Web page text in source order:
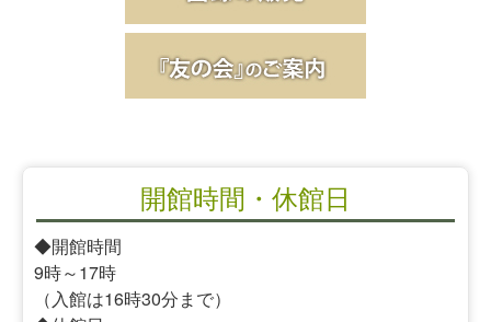
開館時間・休館日
◆開館時間
9時～17時
（入館は16時30分まで）